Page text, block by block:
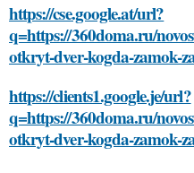
https://cse.google.at/url?
q=https://360doma.ru/
otkryt-dver-kogda-zamok-
https://clients1.google.je/url?
q=https://360doma.ru/
otkryt-dver-kogda-zamok-